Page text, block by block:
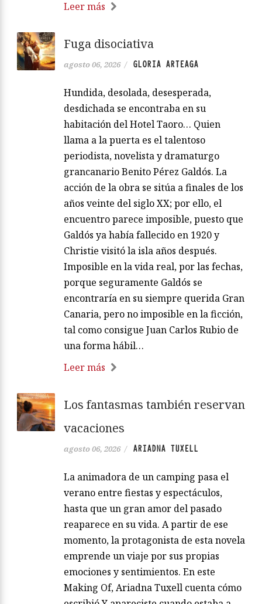
Leer más
Fuga disociativa
agosto 06, 2026 / GLORIA ARTEAGA
Hundida, desolada, desesperada,
desdichada se encontraba en su
habitación del Hotel Taoro… Quien
llama a la puerta es el talentoso
periodista, novelista y dramaturgo
grancanario Benito Pérez Galdós. La
acción de la obra se sitúa a finales de los
años veinte del siglo XX; por ello, el
encuentro parece imposible, puesto que
Galdós ya había fallecido en 1920 y
Christie visitó la isla años después.
Imposible en la vida real, por las fechas,
porque seguramente Galdós se
encontraría en su siempre querida Gran
Canaria, pero no imposible en la ficción,
tal como consigue Juan Carlos Rubio de
una forma hábil…
Leer más
Los fantasmas también reservan
vacaciones
agosto 06, 2026 / ARIADNA TUXELL
La animadora de un camping pasa el
verano entre fiestas y espectáculos,
hasta que un gran amor del pasado
reaparece en su vida. A partir de ese
momento, la protagonista de esta novela
emprende un viaje por sus propias
emociones y sentimientos. En este
Making Of, Ariadna Tuxell cuenta cómo